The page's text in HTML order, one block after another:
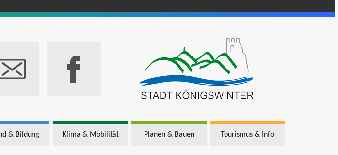
& Bildung Klima & Mobilität Planen & Bauen Tourismus & Info